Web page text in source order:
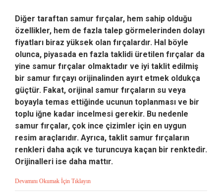
Diğer taraftan samur fırçalar, hem sahip olduğu
özellikler, hem de fazla talep görmelerinden dolayı
fiyatları biraz yüksek olan fırçalardır. Hal böyle
olunca, piyasada en fazla taklidi üretilen fırçalar da
yine samur fırçalar olmaktadır ve iyi taklit edilmiş
bir samur fırçayı orijinalinden ayırt etmek oldukça
güçtür. Fakat, orijinal samur fırçaların su veya
boyayla temas ettiğinde ucunun toplanması ve bir
toplu iğne kadar incelmesi gerekir. Bu nedenle
samur fırçalar, çok ince çizimler için en uygun
resim araçlarıdır. Ayrıca, taklit samur fırçaların
renkleri daha açık ve turuncuya kaçan bir renktedir.
Orijinalleri ise daha mattır.
Devamını Okumak İçin Tıklayın